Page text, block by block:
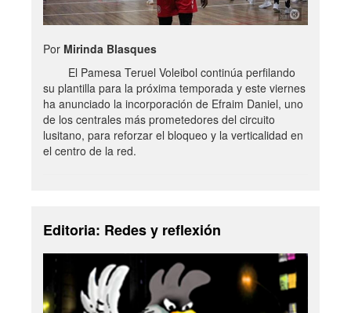
Por Mirinda Blasques
El Pamesa Teruel Voleibol continúa perfilando
su plantilla para la próxima temporada y este viernes
ha anunciado la incorporación de Efraim Daniel, uno
de los centrales más prometedores del circuito
lusitano, para reforzar el bloqueo y la verticalidad en
el centro de la red.
Editoria: Redes y reflexión